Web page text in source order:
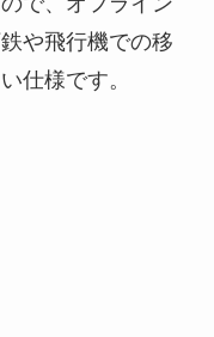
や飛行機での移
仕様です。